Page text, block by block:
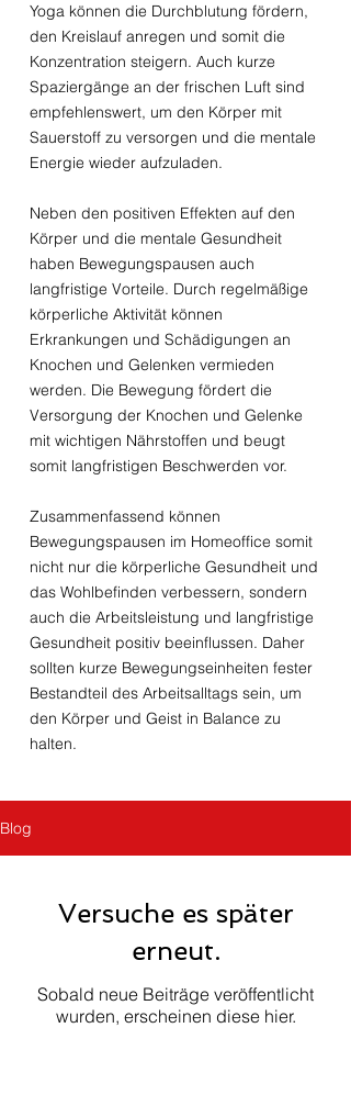
Yoga können die Durchblutung fördern,
den Kreislauf anregen und somit die
Konzentration steigern. Auch kurze
Spaziergänge an der frischen Luft sind
empfehlenswert, um den Körper mit
Sauerstoff zu versorgen und die mentale
Energie wieder aufzuladen.
Neben den positiven Effekten auf den
Körper und die mentale Gesundheit
haben Bewegungspausen auch
langfristige Vorteile. Durch regelmäßige
körperliche Aktivität können
Erkrankungen und Schädigungen an
Knochen und Gelenken vermieden
werden. Die Bewegung fördert die
Versorgung der Knochen und Gelenke
mit wichtigen Nährstoffen und beugt
somit langfristigen Beschwerden vor.
Zusammenfassend können
Bewegungspausen im Homeoffice somit
nicht nur die körperliche Gesundheit und
das Wohlbefinden verbessern, sondern
auch die Arbeitsleistung und langfristige
Gesundheit positiv beeinflussen. Daher
sollten kurze Bewegungseinheiten fester
Bestandteil des Arbeitsalltags sein, um
den Körper und Geist in Balance zu
halten.
Blog
Versuche es später
erneut.
Sobald neue Beiträge veröffentlicht
wurden, erscheinen diese hier.